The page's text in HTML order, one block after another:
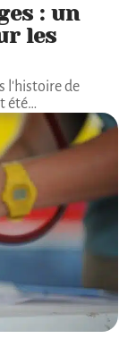
: un
les
l'histoire de
été…